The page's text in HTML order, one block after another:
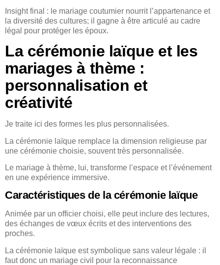
Insight final : le mariage coutumier nourrit l’appartenance et
la diversité des cultures; il gagne à être articulé au cadre
légal pour protéger les époux.
La cérémonie laïque et les
mariages à thème :
personnalisation et
créativité
Je traite ici des formes les plus personnalisées.
La cérémonie laïque remplace la dimension religieuse par
une cérémonie choisie, souvent très personnalisée.
Le mariage à thème, lui, transforme l’espace et l’événement
en une expérience immersive.
Caractéristiques de la cérémonie laïque
Animée par un officier choisi, elle peut inclure des lectures,
des échanges de vœux écrits et des interventions des
proches.
La cérémonie laïque est symbolique sans valeur légale : il
faut donc un mariage civil pour la reconnaissance